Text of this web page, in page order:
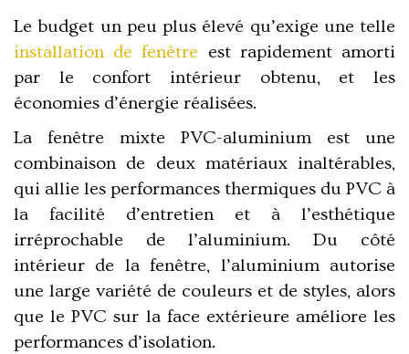
Le budget un peu plus élevé qu’exige une telle
installation de fenêtre est rapidement amorti
par le confort intérieur obtenu, et les
économies d’énergie réalisées.
La fenêtre mixte PVC-aluminium est une
combinaison de deux matériaux inaltérables,
qui allie les performances thermiques du PVC à
la facilité d’entretien et à l’esthétique
irréprochable de l’aluminium. Du côté
intérieur de la fenêtre, l’aluminium autorise
une large variété de couleurs et de styles, alors
quele PVC sur la face extérieure améliore les
performances d’isolation.